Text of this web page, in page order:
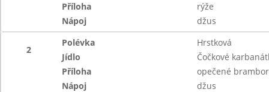
Příloha
rýže
Nápoj
džus
2
Polévka
Hrstková
Jídlo
Čočkové
Příloha
opečené
Nápoj
džus